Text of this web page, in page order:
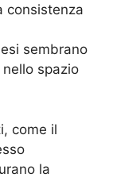
consistenza
sembrano
spazio
come il
la